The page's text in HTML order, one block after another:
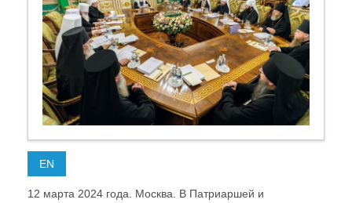
EN
12 марта 2024 года. Москва. В Патриаршей и